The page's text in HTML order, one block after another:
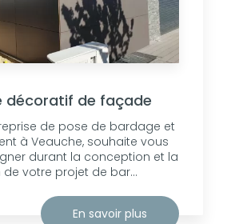
décoratif de façade
de pose de bardage et
à Veauche, souhaite vous
durant la conception et la
votre projet de bar...
En savoir plus